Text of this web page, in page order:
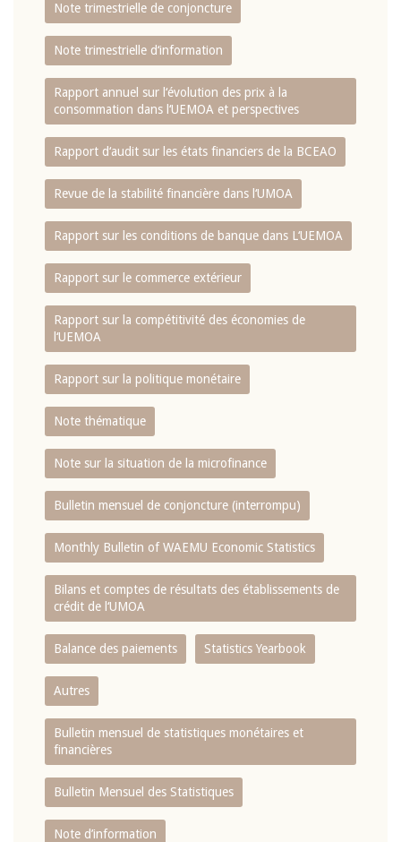
Note trimestrielle de conjoncture
Note trimestrielle d‘information
Rapport annuel sur l‘évolution des prix à la
consommation dans l‘UEMOA et perspectives
Rapport d‘audit sur les états financiers de la BCEAO
Revue de la stabilité financière dans l‘UMOA
Rapport sur les conditions de banque dans L‘UEMOA
Rapport sur le commerce extérieur
Rapport sur la compétitivité des économies de
l‘UEMOA
Rapport sur la politique monétaire
Note thématique
Note sur la situation de la microfinance
Bulletin mensuel de conjoncture (interrompu)
Monthly Bulletin of WAEMU Economic Statistics
Bilans et comptes de résultats des établissements de
crédit de l‘UMOA
Balance des paiements Statistics Yearbook
Autres
Bulletin mensuel de statistiques monétaires et
financières
Bulletin Mensuel des Statistiques
Note d’information